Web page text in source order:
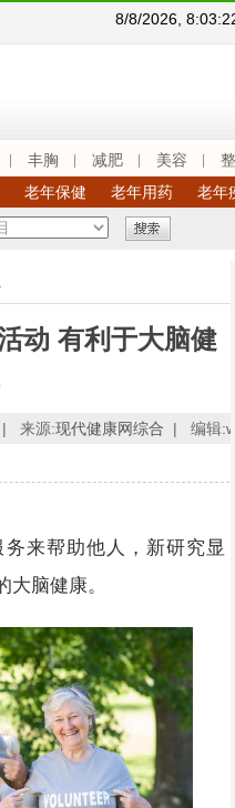
8/8/2026,
丰胸 减肥 美容
老年保健 老年用药 老年
动 有利于大脑健
来源:现代健康网综合 | 编辑
来帮助他人，新研究显
脑健康。